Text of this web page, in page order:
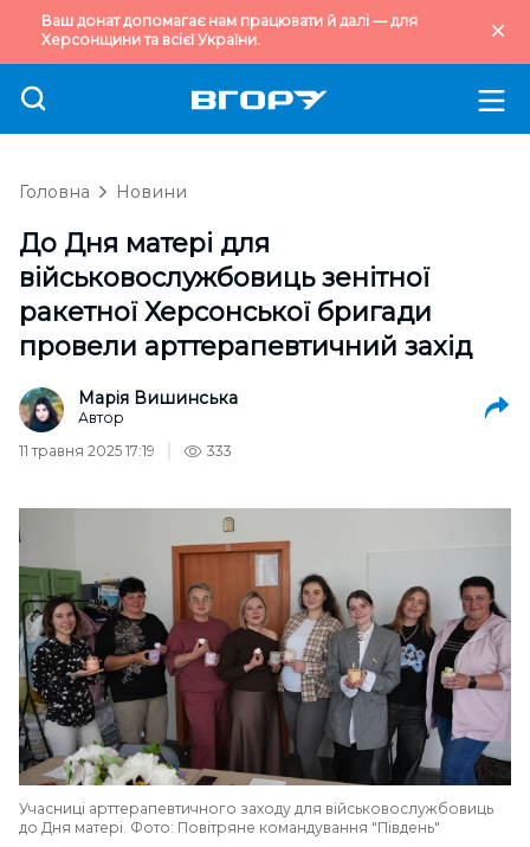
Ваш донат допомагає нам працювати й далі — для
Херсонщини та всієї України.
Головна Новини
До Дня матері для
військовослужбовиць зенітної
ракетної Херсонської бригади
провели арттерапевтичний захід
Марія Вишинська
Автор
11 травня 2025 17:19
333
Учасниці арттерапевтичного заходу для військовослужбовиць
до Дня матері. Фото: Повітряне командування "Південь"